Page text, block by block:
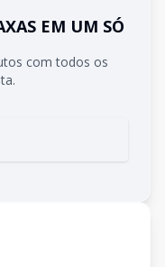
EM UM SÓ
com todos os